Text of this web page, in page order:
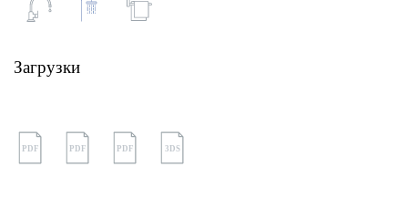
Загрузки
PDF PDF PDF 3DS